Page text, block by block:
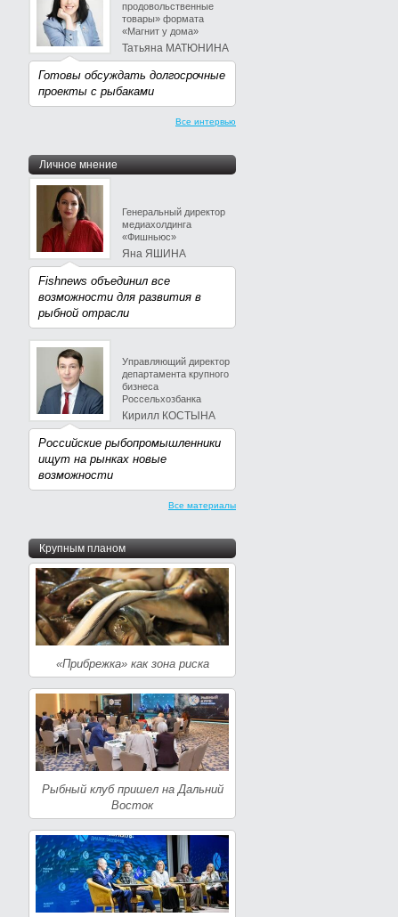
продовольственные
товары» формата
«Магнит у дома»
Татьяна МАТЮНИНА
Готовы обсуждать долгосрочные
проекты с рыбаками
Все интервью
Личное мнение
Генеральный директор
медиахолдинга
«Фишньюс»
Яна ЯШИНА
Fishnews объединил все
возможности для развития в
рыбной отрасли
Управляющий директор
департамента крупного
бизнеса
Россельхозбанка
Кирилл КОСТЫНА
Российские рыбопромышленники
ищут на рынках новые
возможности
Все материалы
Крупным планом
«Прибрежка» как зона риска
Рыбный клуб пришел на Дальний
Восток